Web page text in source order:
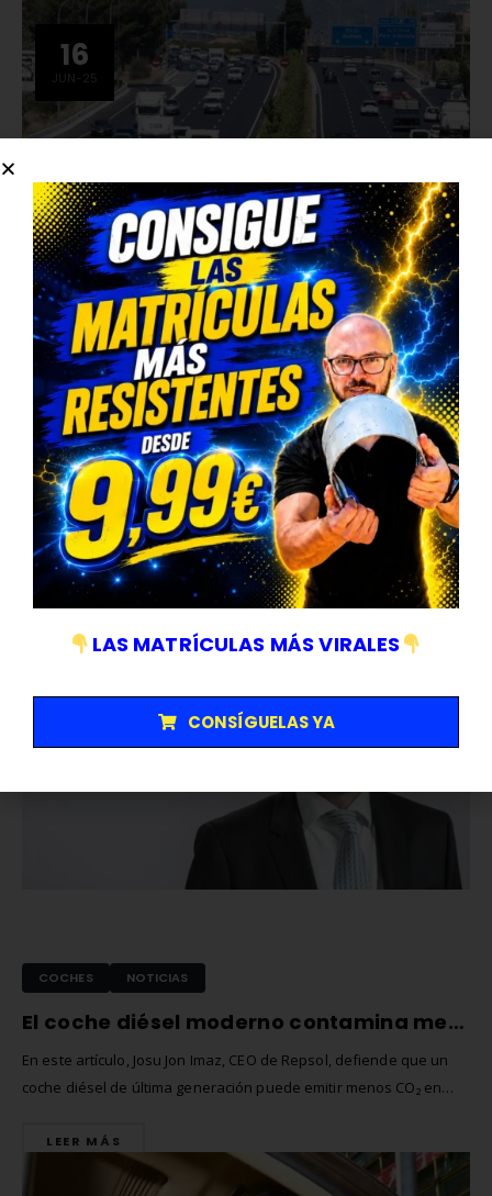
16
JUN-25
Lucha contra el coche en Baleares: límite por conductor y peaje en ferries
NOTICIAS
Las Islas Baleares se preparan para limitar el número de coches
durante el verano. A partir de 2026, cada persona no residente
solo podrá llevar un vehículo y deberá pagar un peaje de 60 € si
accede en ferry. Una medida pionera que busca reducir la
saturación del tráfico, mejorar la...
LEER MÁS
9
El coche diésel moderno contamina menos que el eléctrico, afirma el CEO de Repsol
COCHES NOTICIAS
En este artículo, Josu Jon Imaz, CEO de Repsol, defiende que un
coche diésel de última generación puede emitir menos CO₂ en
cómo la producción de baterías, el uso diario y el reciclaje
influyen en el balance total de...
LEER MÁS
LAS MATRÍCULAS MÁS VIRALES
CONSÍGUELAS YA